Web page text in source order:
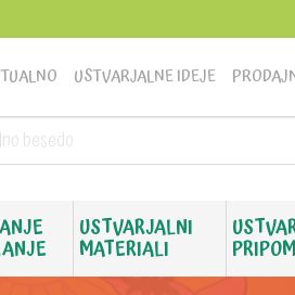
USTVARJALNE IDEJE
USTVARJALNI
MATERIALI